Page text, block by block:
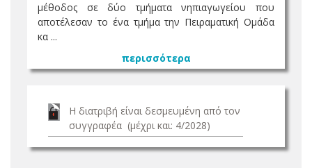
μέθοδος σε δύο τμήματα νηπιαγωγείου που
αποτέλεσαν το ένα τμήμα την Πειραματική Ομάδα
κα ...
περισσότερα
Η διατριβή είναι δεσμευμένη από τον
συγγραφέα (μέχρι και: 4/2028)